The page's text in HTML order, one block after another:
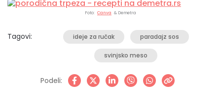
Foto: Canva & Demetra
Tagovi: ideje za ručak paradajz sos
svinjsko meso
Podeli: